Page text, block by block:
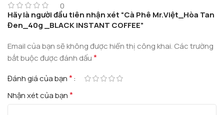
0
Hãy là người đầu tiên nhận xét “Cà Phê Mr.Việt_Hòa Tan
Đen_40g _BLACK INSTANT COFFEE”
Email của bạn sẽ không được hiển thị công khai. Các trường
bắt buộc được đánh dấu*
Đánh giá của bạn*
Nhận xét của bạn*